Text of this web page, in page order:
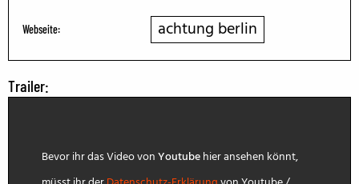
Webseite: achtung berlin
Trailer:
Bevor ihr das Video vonYoutubehier ansehen könnt,